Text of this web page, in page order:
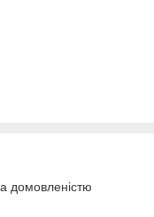
домовленістю